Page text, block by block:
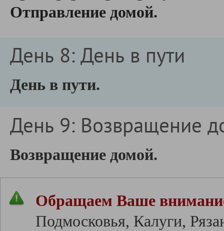
Отправление домой.
День 8: День в пути
День в пути.
День 9: Возвращение
Возвращение домой.
Обращаем Ваше
Подмосковья, Калуги,